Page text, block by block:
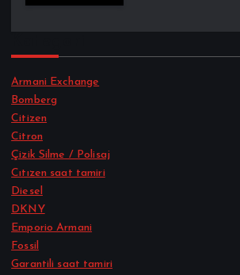
Armani Exchange
Bomberg
Citizen
Citron
Çizik Silme / Polisaj
Cıtızen saat tamiri
Diesel
DKNY
Emporio Armani
Fossil
Garantili saat tamiri